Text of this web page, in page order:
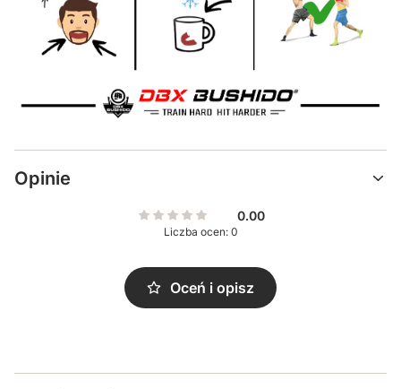
Opinie
0.00
Liczba ocen: 0
Oceń i opisz